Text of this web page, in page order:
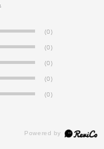
(0)
(0)
(0)
(0)
(0)